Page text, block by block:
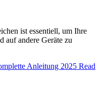
ist essentiell, um Ihre
auf andere Geräte zu
Anleitung 2025 Read